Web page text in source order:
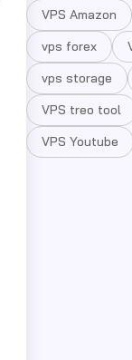
VPS Amazon
vps forex
vps storage
VPS treo tool
VPS Youtube